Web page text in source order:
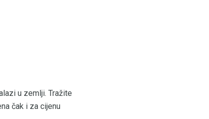
u zemlji. Tražite
čak i za cijenu